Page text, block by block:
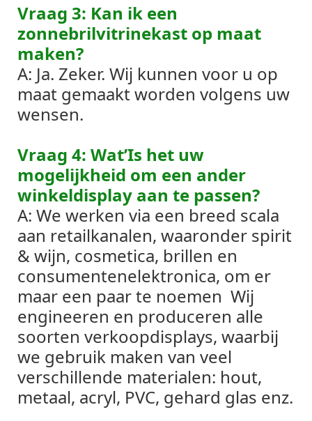
Vraag 3: Kan ik een
zonnebrilvitrinekast op maat
maken?
A: Ja. Zeker. Wij kunnen voor u op
maat gemaakt worden volgens uw
wensen.
Vraag 4: Wat’Is het uw
mogelijkheid om een ​​ander
winkeldisplay aan te passen?
A: We werken via een breed scala
aan retailkanalen, waaronder spirit
& wijn, cosmetica, brillen en
consumentenelektronica, om er
maar een paar te noemen Wij
engineeren en produceren alle
soorten verkoopdisplays, waarbij
we gebruik maken van veel
verschillende materialen: hout,
metaal, acryl, PVC, gehard glas enz.